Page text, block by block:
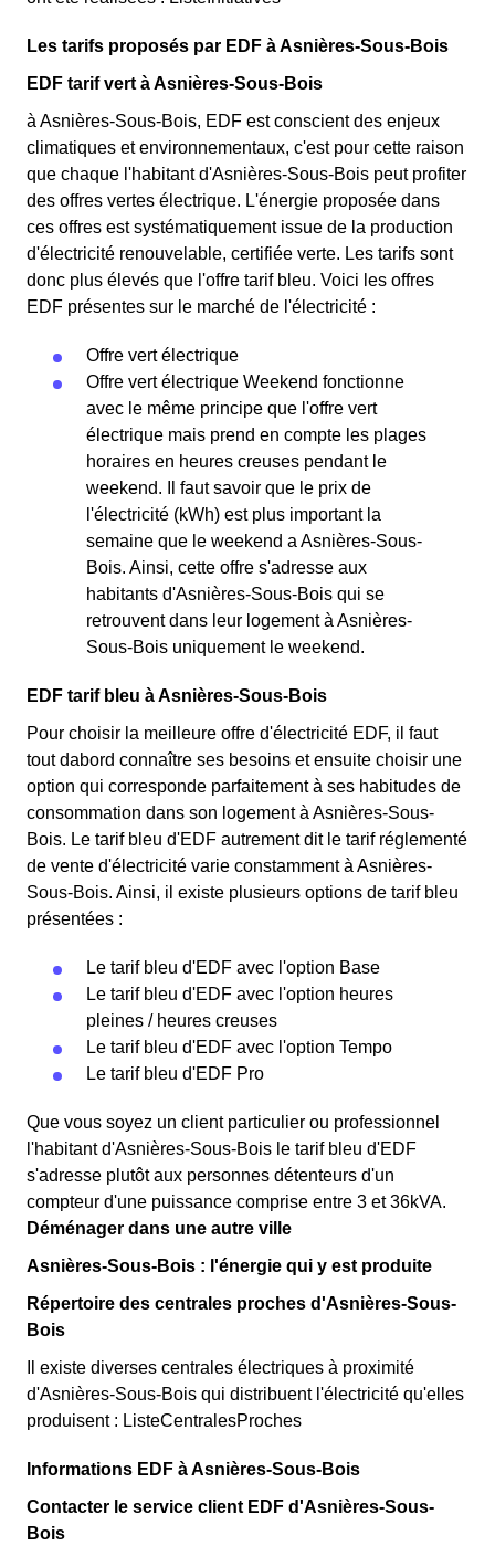
Les tarifs proposés par EDF à Asnières-Sous-Bois
EDF tarif vert à Asnières-Sous-Bois
à Asnières-Sous-Bois, EDF est conscient des enjeux
climatiques et environnementaux, c'est pour cette raison
que chaque l'habitant d'Asnières-Sous-Bois peut profiter
des offres vertes électrique. L'énergie proposée dans
ces offres est systématiquement issue de la production
d'électricité renouvelable, certifiée verte. Les tarifs sont
donc plus élevés que l'offre tarif bleu. Voici les offres
EDF présentes sur le marché de l'électricité :
Offre vert électrique
Offre vert électrique Weekend fonctionne
avec le même principe que l'offre vert
électrique mais prend en compte les plages
horaires en heures creuses pendant le
weekend. Il faut savoir que le prix de
l'électricité (kWh) est plus important la
semaine que le weekend a Asnières-Sous-
Bois. Ainsi, cette offre s'adresse aux
habitants d'Asnières-Sous-Bois qui se
retrouvent dans leur logement à Asnières-
Sous-Bois uniquement le weekend.
EDF tarif bleu à Asnières-Sous-Bois
Pour choisir la meilleure offre d'électricité EDF, il faut
tout dabord connaître ses besoins et ensuite choisir une
option qui corresponde parfaitement à ses habitudes de
consommation dans son logement à Asnières-Sous-
Bois. Le tarif bleu d'EDF autrement dit le tarif réglementé
de vente d'électricité varie constamment à Asnières-
Sous-Bois. Ainsi, il existe plusieurs options de tarif bleu
présentées :
Le tarif bleu d'EDF avec l'option Base
Le tarif bleu d'EDF avec l'option heures
pleines / heures creuses
Le tarif bleu d'EDF avec l'option Tempo
Le tarif bleu d'EDF Pro
Que vous soyez un client particulier ou professionnel
l'habitant d'Asnières-Sous-Bois le tarif bleu d'EDF
s'adresse plutôt aux personnes détenteurs d'un
compteur d'une puissance comprise entre 3 et 36kVA.
Déménager dans une autre ville
Asnières-Sous-Bois : l'énergie qui y est produite
Répertoire des centrales proches d'Asnières-Sous-
Bois
Il existe diverses centrales électriques à proximité
d'Asnières-Sous-Bois qui distribuent l'électricité qu'elles
produisent : ListeCentralesProches
Informations EDF à Asnières-Sous-Bois
Contacter le service client EDF d'Asnières-Sous-
Bois